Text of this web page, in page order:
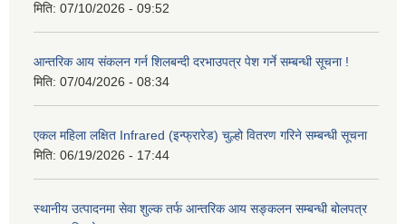
मिति: 07/10/2026 - 09:52
आन्तरिक आय संकलन गर्न शिलबन्दी दरभाउपत्र पेश गर्ने सम्बन्धी सूचना !
मिति: 07/04/2026 - 08:34
एकल महिला लक्षित Infrared (इन्फ्रारेड) चुल्हो वितरण गरिने सम्बन्धी सूचना
मिति: 06/19/2026 - 17:44
स्थानीय उत्पादनमा सेवा शुल्क तर्फ आन्तरिक आय सङ्कलन सम्बन्धी बोलपत्र